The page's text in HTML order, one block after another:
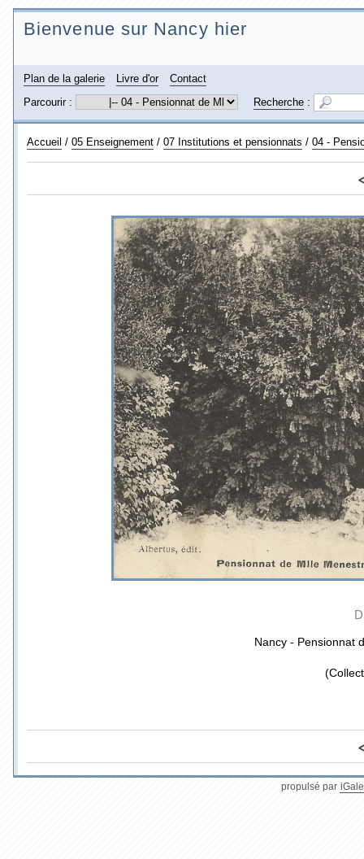
Bienvenue sur Nancy hier
Plan de la galerie Livre d'or
Contact
Parcourir :
Recherche :
Accueil / 05 Enseignement / 07 Institutions et pensionnats / 04 -
Nancy - Pensionnat
propulsé par